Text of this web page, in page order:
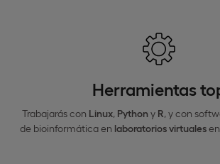
Herramientas
Trabajarás con Linux, Pythony R, y con
de bioinformática en laboratorios virtuales